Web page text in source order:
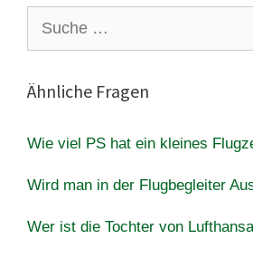
nach:
Ähnliche Fragen
Wie viel PS hat ein kleines
Wird man in der Flugbegleiter
Wer ist die Tochter von